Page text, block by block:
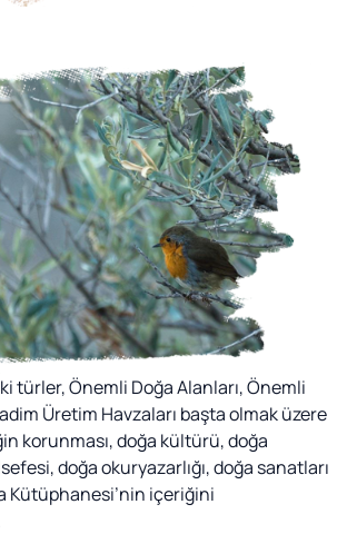
türler, Önemli Doğa Alanları, Önemli
Üretim Havzaları başta olmak üzere
korunması, doğa kültürü, doğa
doğa okuryazarlığı, doğa sanatları
Kütüphanesi’nin içeriğini